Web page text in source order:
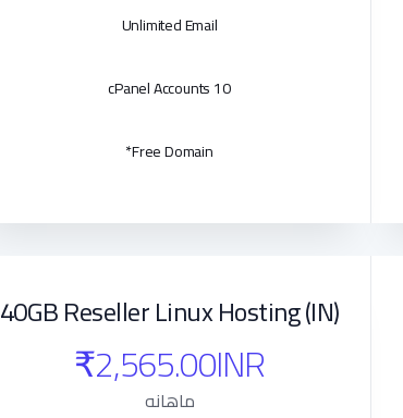
Unlimited Email
10 cPanel Accounts
Free Domain*
40GB Reseller Linux Hosting (IN)
₹2,565.00INR
ماهانه